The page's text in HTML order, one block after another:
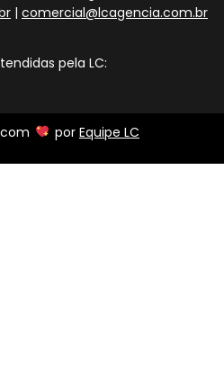
| comercial@lcagencia.com.br
pela LC:
por Equipe LC